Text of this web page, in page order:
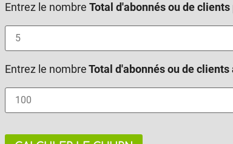
Entrez le nombreTotal d'abonnés ou de
Entrez le nombreTotal d'abonnés ou de